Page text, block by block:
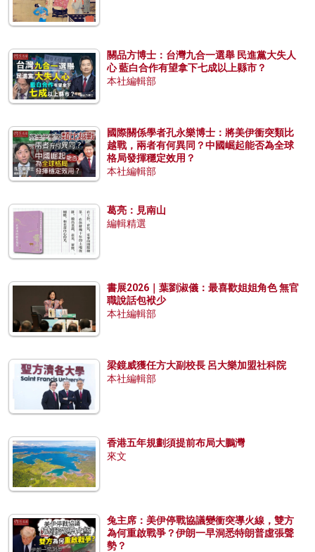
關品方博士：台灣九合一選舉 民進黨大失人
心 藍白合作有望拿下七成以上縣市？
本社編輯部
國際關係學者孔永樂博士：將美伊衝突類比
越戰，兩者有何異同？中國崛起能否為全球
格局發揮穩定效用？
本社編輯部
葛亮：見南山
編輯精選
書展2026｜葉劉淑儀：最喜歡姐姐角色 無官
職說話包袱少
本社編輯部
梁鏡威獲任方大副校長 呂大樂加盟社科院
本社編輯部
香港五年規劃須提前布局大鵬灣
來文
兔主席：美伊停戰協議變衝突導火線，雙方
為何重啟戰爭？伊朗一早洞悉特朗普虛張聲
勢？